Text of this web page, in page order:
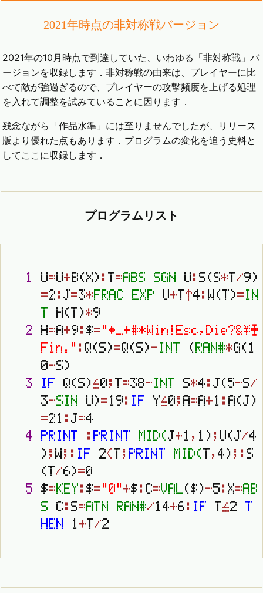
2021年時点の非対称戦バージョン
2021年の10月時点で到達していた、いわゆる「非対称戦」バ
ージョンを収録します．非対称戦の由来は、プレイヤーに比
べて敵が強過ぎるので、プレイヤーの攻撃頻度を上げる処理
を入れて調整を試みていることに因ります．
残念ながら「作品水準」には至りませんでしたが、リリース
版より優れた点もあります．プログラムの変化を追う史料と
してここに収録します．
プログラムリスト
1 U=U+B(X) : T=ABS SGN U: S(S*T/9)
=2: J=3*FRAC EXP U+T↑4: W(T)=IN
T H(T)*9
2 H=A+9: $="♦_+#*Win ! Esc, Die?&¥♣
Fin. " : Q(S)=Q(S)-INT (RAN#*G( 1
0-S)
3
IF Q(S)≦0; T=38-INT S*4: J(5-S/
3-SIN U)=1 9: IF Y≦0; A=A+1 : A(J)
=21 : J=4
4 PRINT : PRINT MID(J+1 , 1 ) ; U(J/4
) ; W; : IF 2<T; PRINT MID(T, 4) ; : S
(T/6)=0
5 $=KEY: $="0"+$: C=VAL($)-5: X=AB
S C: S=ATN RAN#/1 4+6: IF T≦2 T
HEN 1 +T/2